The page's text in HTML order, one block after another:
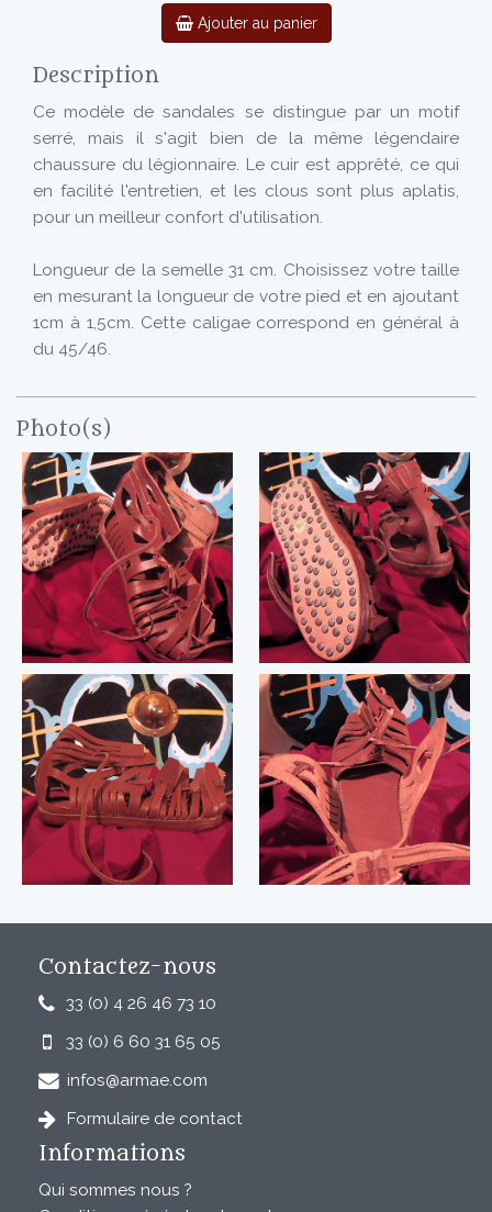
Ajouter au panier
Description
Ce modèle de sandales se distingue par un motif
serré, mais il s'agit bien de la même légendaire
chaussure du légionnaire. Le cuir est apprêté, ce qui
en facilité l'entretien, et les clous sont plus aplatis,
pour un meilleur confort d'utilisation.
Longueur de la semelle 31 cm. Choisissez votre taille
en mesurant la longueur de votre pied et en ajoutant
1cm à 1,5cm. Cette caligae correspond en général à
du 45/46.
Photo(s)
Contactez-nous
33 (0) 4 26 46 73 10
33 (0) 6 60 31 65 05
infos@armae.com
Formulaire de contact
Informations
Qui sommes nous ?